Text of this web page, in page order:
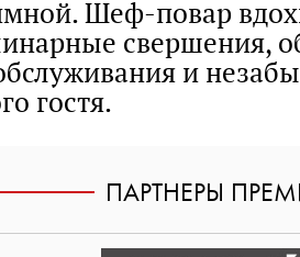
Шеф-повар
свершения,
и
гостя.
ПАРТНЕРЫ